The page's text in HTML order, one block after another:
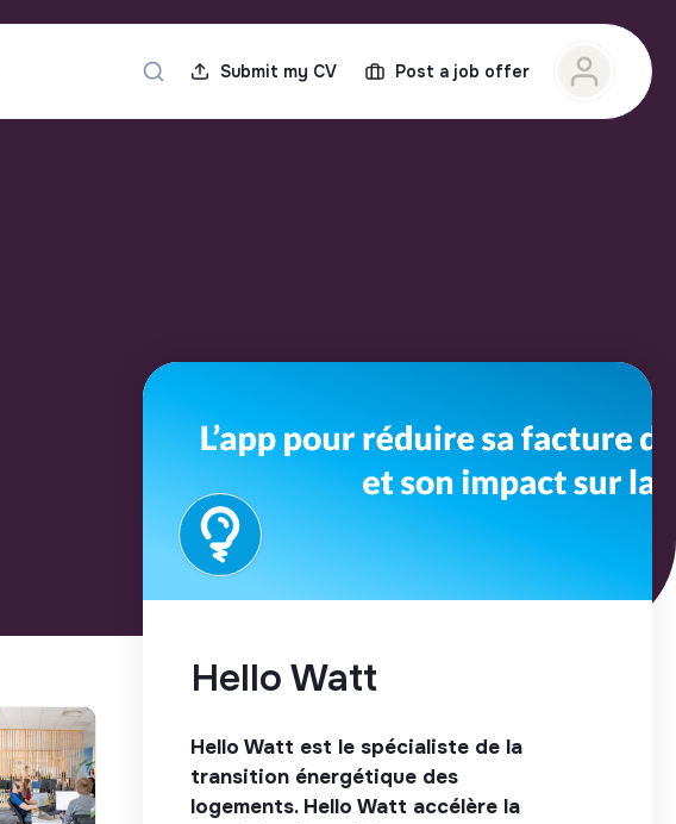
Submit my CV Post a job offer
Hello Watt
Hello Watt est le spécialiste de la
transition énergétique des
logements. Hello Watt accélère la